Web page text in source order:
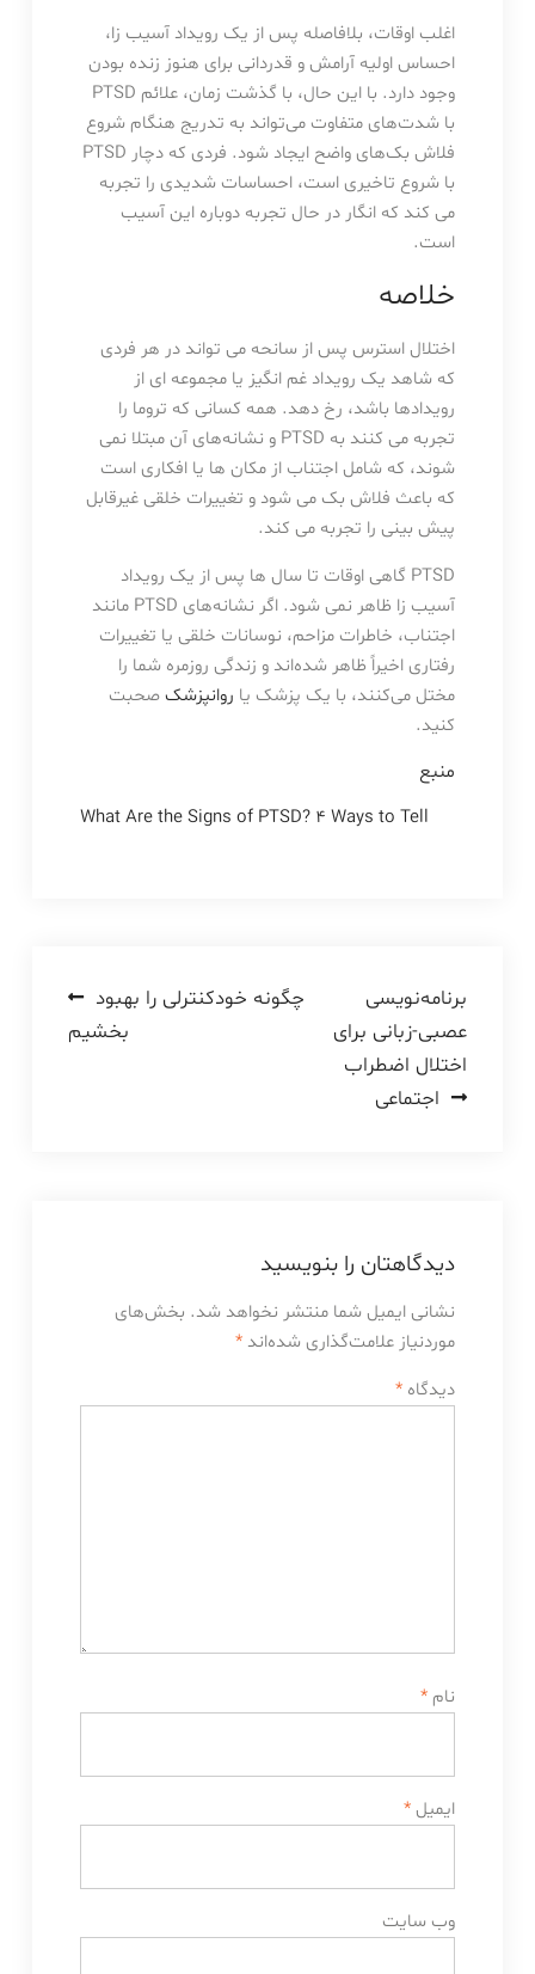
اغلب اوقات، بلافاصله پس از یک رویداد آسیب زا،
احساس اولیه آرامش و قدردانی برای هنوز زنده بودن
وجود دارد. با این حال، با گذشت زمان، علائم PTSD
با شدت‌های متفاوت می‌تواند به تدریج هنگام شروع
فلاش بک‌های واضح ایجاد شود. فردی که دچار PTSD
با شروع تاخیری است، احساسات شدیدی را تجربه
می کند که انگار در حال تجربه دوباره این آسیب
است.
خلاصه
اختلال استرس پس از سانحه می تواند در هر فردی
که شاهد یک رویداد غم انگیز یا مجموعه ای از
رویدادها باشد، رخ دهد. همه کسانی که تروما را
تجربه می کنند به PTSD و نشانه‌های آن مبتلا نمی
شوند، که شامل اجتناب از مکان ها یا افکاری است
که باعث فلاش بک می شود و تغییرات خلقی غیرقابل
پیش بینی را تجربه می کند.
PTSD گاهی اوقات تا سال ها پس از یک رویداد
آسیب زا ظاهر نمی شود. اگر نشانه‌های PTSD مانند
اجتناب، خاطرات مزاحم، نوسانات خلقی یا تغییرات
رفتاری اخیراً ظاهر شده‌اند و زندگی روزمره شما را
مختل می‌کنند، با یک پزشک یا روانپزشکصحبت
کنید.
منبع
What Are the Signs of PTSD? 4 Ways to Tell
راهبری
نوشته
چگونه خودکنترلی را بهبود
بخشیم
برنامه‌نویسی
عصبی-زبانی برای
اختلال اضطراب
اجتماعی
دیدگاهتان را بنویسید
نشانی ایمیل شما منتشر نخواهد شد. بخش‌های
موردنیاز علامت‌گذاری شده‌اند *
دیدگاه *
نام *
ایمیل *
وب‌ سایت